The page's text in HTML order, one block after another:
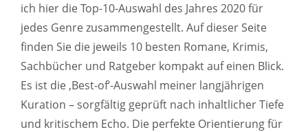
ich hier die Top-10-Auswahl des Jahres 2020 für
jedes Genre zusammengestellt. Auf dieser Seite
finden Sie die jeweils 10 besten Romane, Krimis,
Sachbücher und Ratgeber kompakt auf einen Blick.
Es ist die ‚Best-of‘-Auswahl meiner langjährigen
Kuration – sorgfältig geprüft nach inhaltlicher Tiefe
und kritischem Echo. Die perfekte Orientierung für